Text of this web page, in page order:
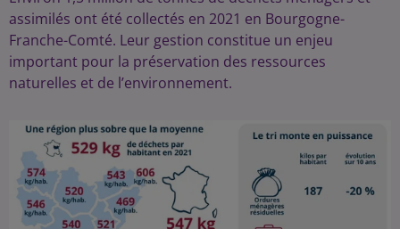
assimilés ont été collectés en 2021 en Bourgogne-
Franche-Comté. Leur gestion constitue un enjeu
important pour la préservation des ressources
naturelles et de l’environnement.